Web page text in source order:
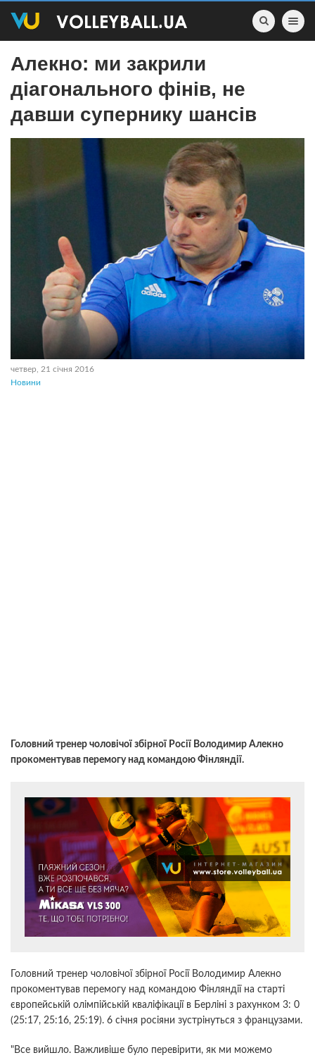
Toggle
Алекно: ми закрили
діагонального фінів, не
давши супернику шансів
четвер, 21 січня 2016
Новини
Головний тренер чоловічої збірної Росії Володимир Алекно
прокоментував перемогу над командою Фінляндії.
Головний тренер чоловічої збірної Росії Володимир Алекно
прокоментував перемогу над командою Фінляндії на старті
європейській олімпійській кваліфікації в Берліні з рахунком 3: 0
(25:17, 25:16, 25:19). 6 січня росіяни зустрінуться з французами.
"Все вийшло. Важливіше було перевірити, як ми можемо